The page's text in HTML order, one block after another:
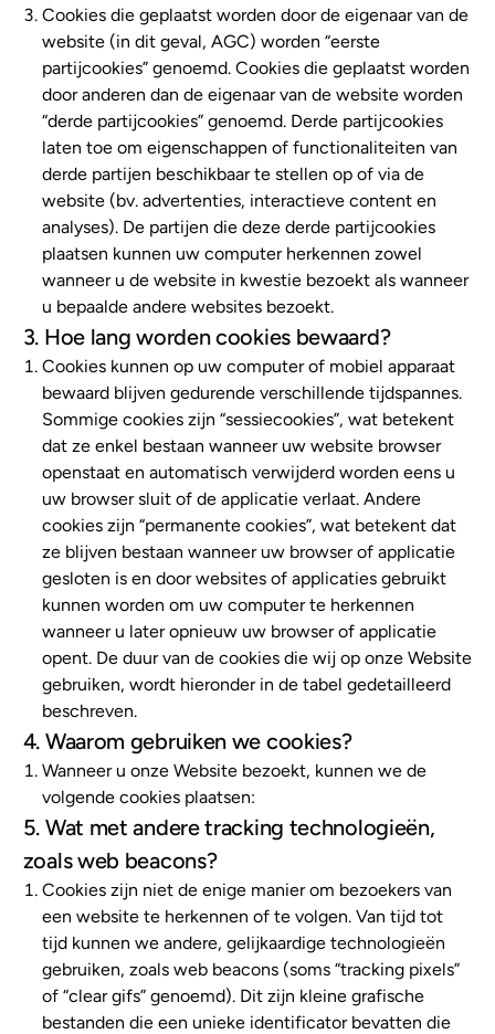
Cookies die geplaatst worden door de eigenaar van de
website (in dit geval, AGC) worden “eerste
partijcookies” genoemd. Cookies die geplaatst worden
door anderen dan de eigenaar van de website worden
“derde partijcookies” genoemd. Derde partijcookies
laten toe om eigenschappen of functionaliteiten van
derde partijen beschikbaar te stellen op of via de
website (bv. advertenties, interactieve content en
analyses). De partijen die deze derde partijcookies
plaatsen kunnen uw computer herkennen zowel
wanneer u de website in kwestie bezoekt als wanneer
u bepaalde andere websites bezoekt.
3. Hoe lang worden cookies bewaard?
Cookies kunnen op uw computer of mobiel apparaat
bewaard blijven gedurende verschillende tijdspannes.
Sommige cookies zijn “sessiecookies”, wat betekent
dat ze enkel bestaan wanneer uw website browser
openstaat en automatisch verwijderd worden eens u
uw browser sluit of de applicatie verlaat. Andere
cookies zijn “permanente cookies”, wat betekent dat
ze blijven bestaan wanneer uw browser of applicatie
gesloten is en door websites of applicaties gebruikt
kunnen worden om uw computer te herkennen
wanneer u later opnieuw uw browser of applicatie
opent. De duur van de cookies die wij op onze Website
gebruiken, wordt hieronder in de tabel gedetailleerd
beschreven.
4. Waarom gebruiken we cookies?
Wanneer u onze Website bezoekt, kunnen we de
volgende cookies plaatsen:
5. Wat met andere tracking technologieën,
zoals web beacons?
Cookies zijn niet de enige manier om bezoekers van
een website te herkennen of te volgen. Van tijd tot
tijd kunnen we andere, gelijkaardige technologieën
gebruiken, zoals web beacons (soms “tracking pixels”
of “clear gifs” genoemd). Dit zijn kleine grafische
bestanden die een unieke identificator bevatten die